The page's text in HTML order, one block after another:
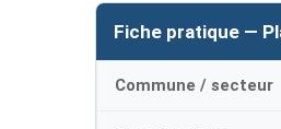
Fiche pratique —
Commune / secteur